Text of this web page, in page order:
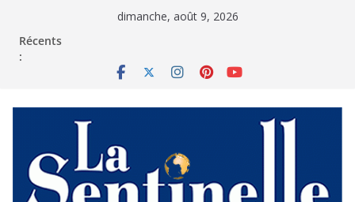
dimanche, août 9, 2026
Récents
: